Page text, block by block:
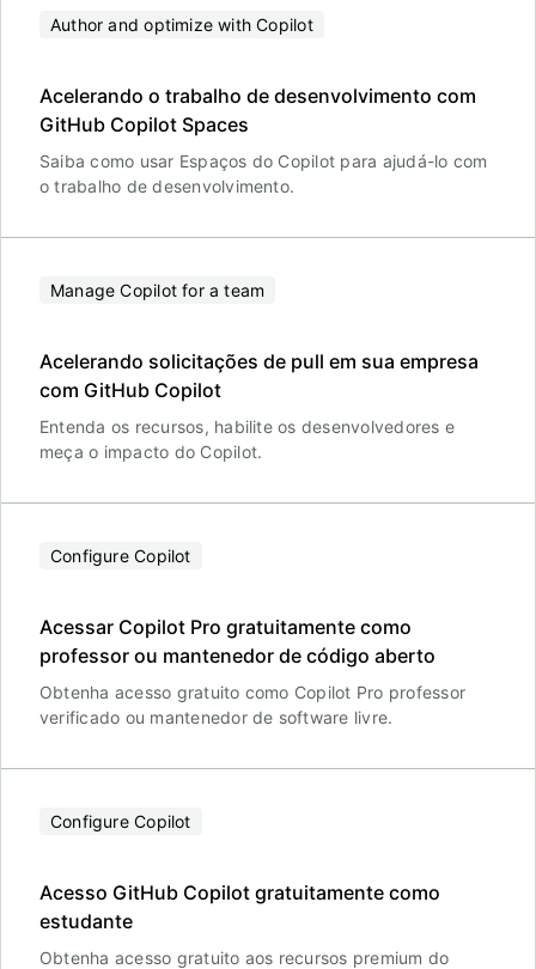
Author and optimize with Copilot
Acelerando o trabalho de desenvolvimento com
GitHub Copilot Spaces
Saiba como usar Espaços do Copilot para ajudá-lo com
o trabalho de desenvolvimento.
Manage Copilot for a team
Acelerando solicitações de pull em sua empresa
com GitHub Copilot
Entenda os recursos, habilite os desenvolvedores e
meça o impacto do Copilot.
Configure Copilot
Acessar Copilot Pro gratuitamente como
professor ou mantenedor de código aberto
Obtenha acesso gratuito como Copilot Pro professor
verificado ou mantenedor de software livre.
Configure Copilot
Acesso GitHub Copilot gratuitamente como
estudante
Obtenha acesso gratuito aos recursos premium do